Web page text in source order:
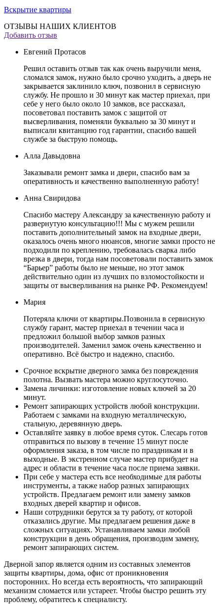
Вскрытие квартиры
ОТЗЫВЫ НАШИХ КЛИЕНТОВ
Добавить отзыв
Евгений Протасов
Решил оставить отзыв так как очень выручили меня,
сломался замок, нужно было срочно уходить, а дверь не
закрывается заклинило ключ, позвонил в сервисную
службу. Не прошло и 30 минут как мастер приехал, при
себе у него было около 10 замков, все рассказал,
посоветовал поставить замок с защитой от
высверливания, поменяли буквально за 30 минут и
выписали квитанцию год гарантии, спасибо вашей
службе за быструю помощь.
Алла Давыдовна
Заказывали ремонт замка и двери, спасибо вам за
оперативность и качественно выполненную работу!
Анна Свиридова
Спасибо мастеру Александру за качественную работу и
развернутую консультацию!!! Мы с мужем решили
поставить дополнительный замок на входные двери,
оказалось очень много нюансов, многие замки просто не
подходили по креплению, требовалась сварка либо
врезка в двери, тогда нам посоветовали поставить замок
“Барьер” работы было не меньше, но этот замок
действительно один из лучших по взломостойкости и
защиты от высверливания на рынке РФ. Рекомендуем!
Мария
Потеряла ключи от квартиры.Позвонила в сервисную
службу гарант, мастер приехал в течении часа и
предложил большой выбор замков разных
производителей. Заменил замок очень качественно и
оперативно. Всё быстро и надежно, спасибо.
Срочное вскрытие дверного замка без повреждения
полотна. Вызвать мастера можно круглосуточно.
Замена личинки: изготовление новых ключей за 20
минут.
Ремонт запирающих устройств любой конструкции.
Работаем с замками на входную металлическую,
стальную, деревянную дверь.
Оставляйте заявку в любое время суток. Слесарь готов
отправиться по вызову в течение 15 минут после
оформления заказа, в том числе по праздникам и в
выходные. В экстренном случае мастер прибудет на
адрес и области в течение часа после приема заявки.
При себе у мастера есть все необходимые для работы
инструменты, а также набор разных запирающих
устройств. Предлагаем ремонт или замену замков
входных дверей квартир и офисов.
Наши сотрудники берутся за ту работу, от которой
отказались другие. Мы предлагаем решения даже в
сложных ситуациях. Устанавливаем замки любой
конструкции в день обращения, производим замену,
ремонт запирающих систем.
Дверной запор является одним из составных элементов
защиты квартиры, дома, офис от проникновения
посторонних. Но всегда есть вероятность, что запирающий
механизм сломается или устареет. Чтобы быстро решить эту
проблему, обратитесь к специалисту.